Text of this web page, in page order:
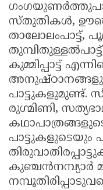
സ്തുതികള്‍,
താലോലംപാട്ട്,
കുമ്മിപ്പാട്ട്
പാട്ടുകളുമുണ്ട്.
രുഗ്മിണി,
പാട്ടുകളുടെയും
കുഞ്ചന്‍നമ്പ്യാര്‍